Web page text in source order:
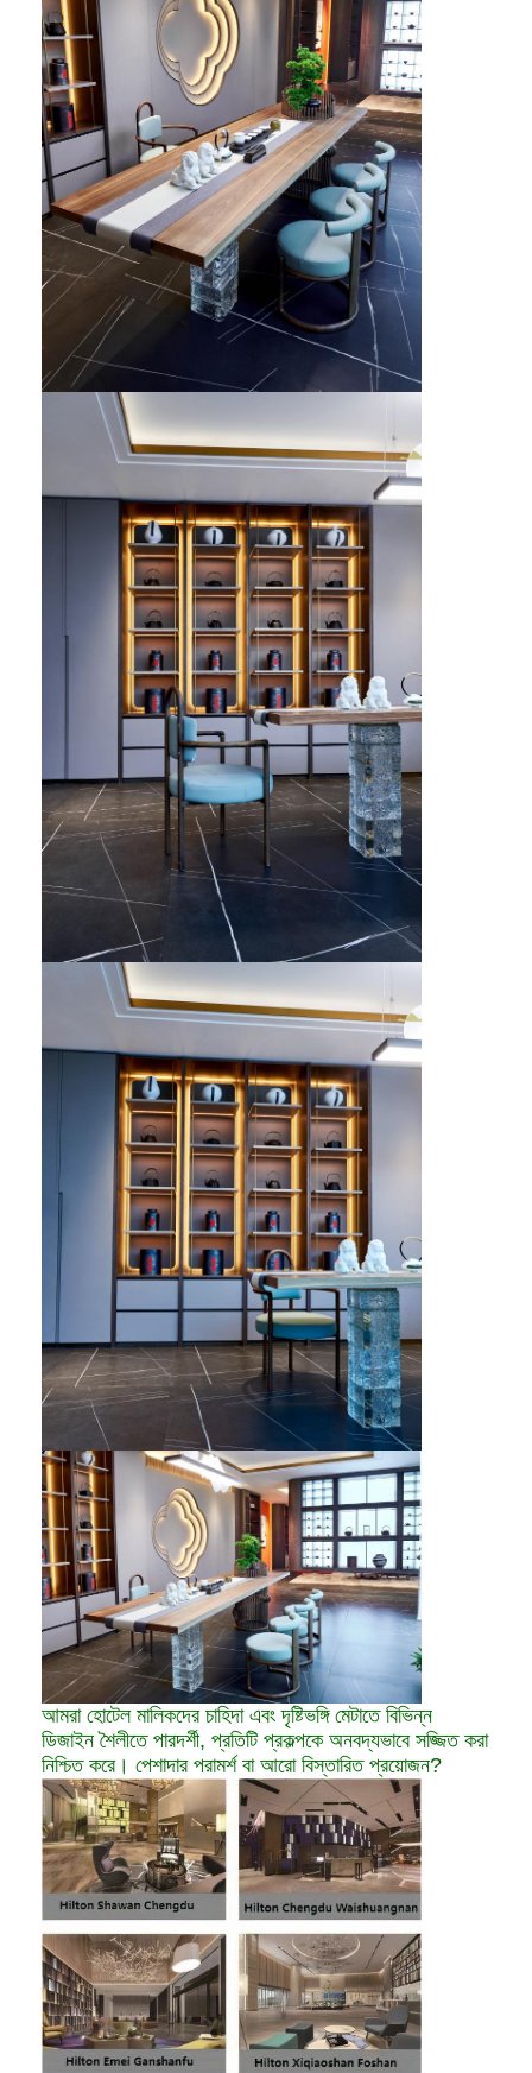
হোটেল আসবাবপত্র
ভিলা আসবাবপত্র
অ্যাপার্টমেন্টের আসবাবপত্র
বাণিজ্যিক ক্লাবের আসবাবপত্র
ডাইনিং রুমের আসবাবপত্র
অফিস আসবাব
আসবাবপত্র
সজ্জিত আসবাবপত্র
আমরা হোটেল মালিকদের চাহিদা এবং দৃষ্টিভঙ্গি মেটাতে বিভিন্ন
ডিজাইন শৈলীতে পারদর্শী, প্রতিটি প্রকল্পকে অনবদ্যভাবে সজ্জিত করা
নিশ্চিত করে। পেশাদার পরামর্শ বা আরো বিস্তারিত প্রয়োজন?